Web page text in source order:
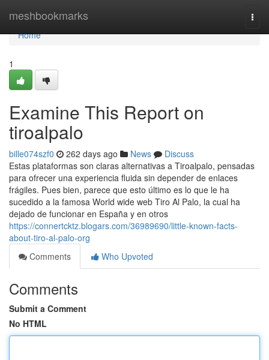
meshbookmarks
Home
Home
1
Examine This Report on
tiroalpalo
bille074szf0 262 days ago News
Discuss
Estas plataformas son claras alternativas a Tiroalpalo, pensadas
para ofrecer una experiencia fluida sin depender de enlaces
frágiles. Pues bien, parece que esto último es lo que le ha
sucedido a la famosa World wide web Tiro Al Palo, la cual ha
dejado de funcionar en España y en otros
https://connertcktz.blogars.com/36989690/little-known-facts-
about-tiro-al-palo-org
Comments
Who Upvoted
Comments
Submit a Comment
No HTML